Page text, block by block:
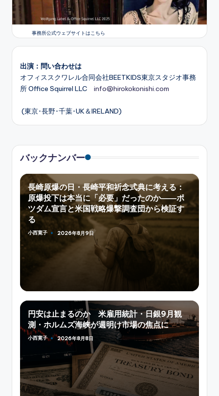
事務所公式ウェブサイトはこちら
出演：問い合わせは
オフィススクワレル合同会社BEETKIDS東京スタジオ事務
所 Office Squirrel LLC info@hirokokonishi.com
(東京･長野･千葉･UK＆IRELAND)
バックナンバー
長崎原爆の日・長崎平和祈念式典に考える：
原爆投下は本当に「必要」だったのか――ポ
ツダム宣言と米国戦略爆撃調査団から検証す
る
Posted
小西寛子 2026年8月9日
円安は止まるのか 米雇用統計・日銀9月観
測・ホルムズ海峡が週明け市場の焦点に
Posted
小西寛子 2026年8月8日